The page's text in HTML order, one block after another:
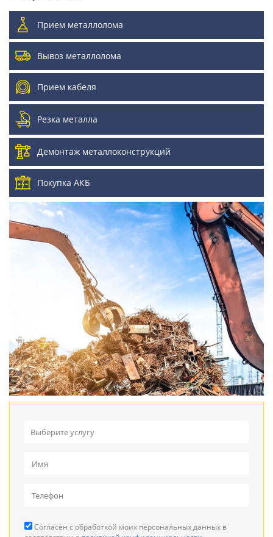
Прием металлолома
Вывоз металлолома
Прием кабеля
Резка металла
Демонтаж металлоконструкций
Покупка АКБ
Выберите услугу
Прием кабеля
Резка металла
Согласен с обработкой моих персональных данных в